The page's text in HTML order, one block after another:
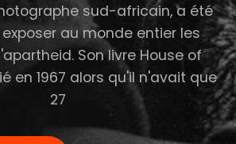
sud-africain, a été
au monde entier les
Son livre House of
en 1967 alors qu'il n'avait que
27